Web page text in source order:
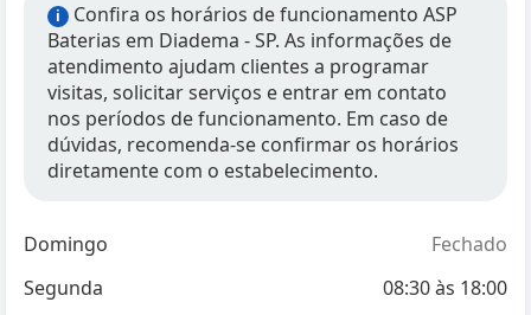
i
Confira os horários de funcionamento ASP
Baterias em Diadema - SP. As informações de
atendimento ajudam clientes a programar
visitas, solicitar serviços e entrar em contato
nos períodos de funcionamento. Em caso de
dúvidas, recomenda-se confirmar os horários
diretamente com o estabelecimento.
Domingo
Fechado
Segunda
08:30às 18:00